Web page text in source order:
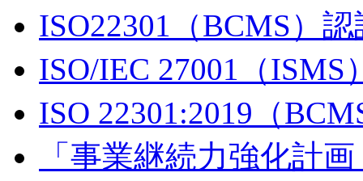
ISO22301（BCMS）
ISO/IEC 27001（ISMS
ISO 22301:2019（
「事業継続力強化計